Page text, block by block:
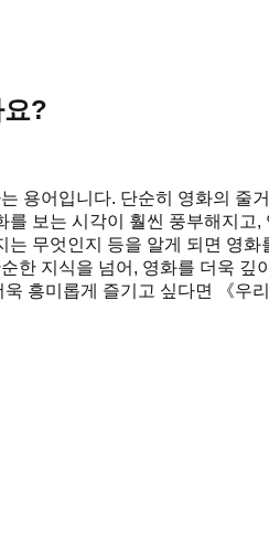
?
용어입니다. 단순히 영화의 줄
보는 시각이 훨씬 풍부해지고,
무엇인지 등을 알게 되면 영화
한 지식을 넘어, 영화를 더욱 깊
흥미롭게 즐기고 싶다면 《우